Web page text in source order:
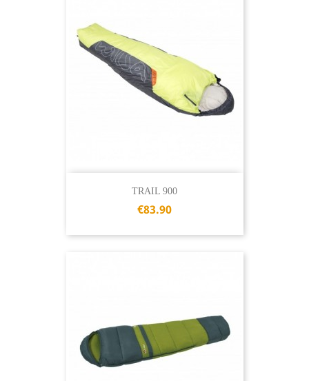
TRAIL 900
€83.90